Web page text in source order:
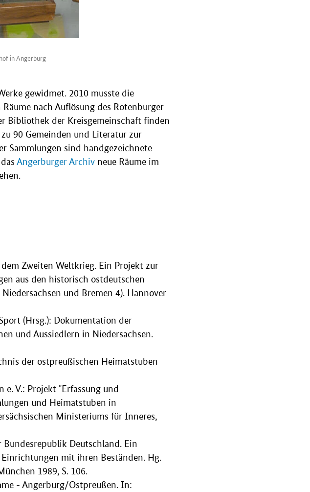
in Angerburg
gewidmet. 2010 musste die
nach Auflösung des Rotenburger
Bibliothek der Kreisgemeinschaft finden
90 Gemeinden und Literatur zur
Sammlungen sind handgezeichnete
Angerburger Archiv neue Räume im
Zweiten Weltkrieg. Ein Projekt zur
aus den historisch ostdeutschen
und Bremen 4). Hannover
(Hrsg.): Dokumentation der
und Aussiedlern in Niedersachsen.
der ostpreußischen Heimatstuben
e. V.: Projekt "Erfassung und
und Heimatstuben in
Ministeriums für Inneres,
Deutschland. Ein
mit ihren Beständen. Hg.
1989, S. 106.
- Angerburg/Ostpreußen. In: